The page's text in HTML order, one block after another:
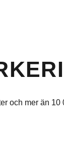
och mer än